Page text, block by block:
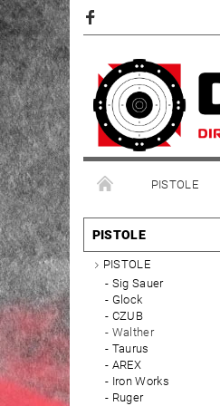
PISTOLE
PISTOLE
PISTOLE
Sig Sauer
Glock
CZUB
Walther
Taurus
AREX
Iron Works
Ruger